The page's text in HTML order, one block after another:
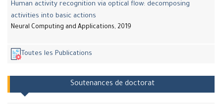
Human activity recognition via optical flow: decomposing
activities into basic actions
Neural Computing and Applications, 2019
Toutes les Publications
Soutenances de doctorat